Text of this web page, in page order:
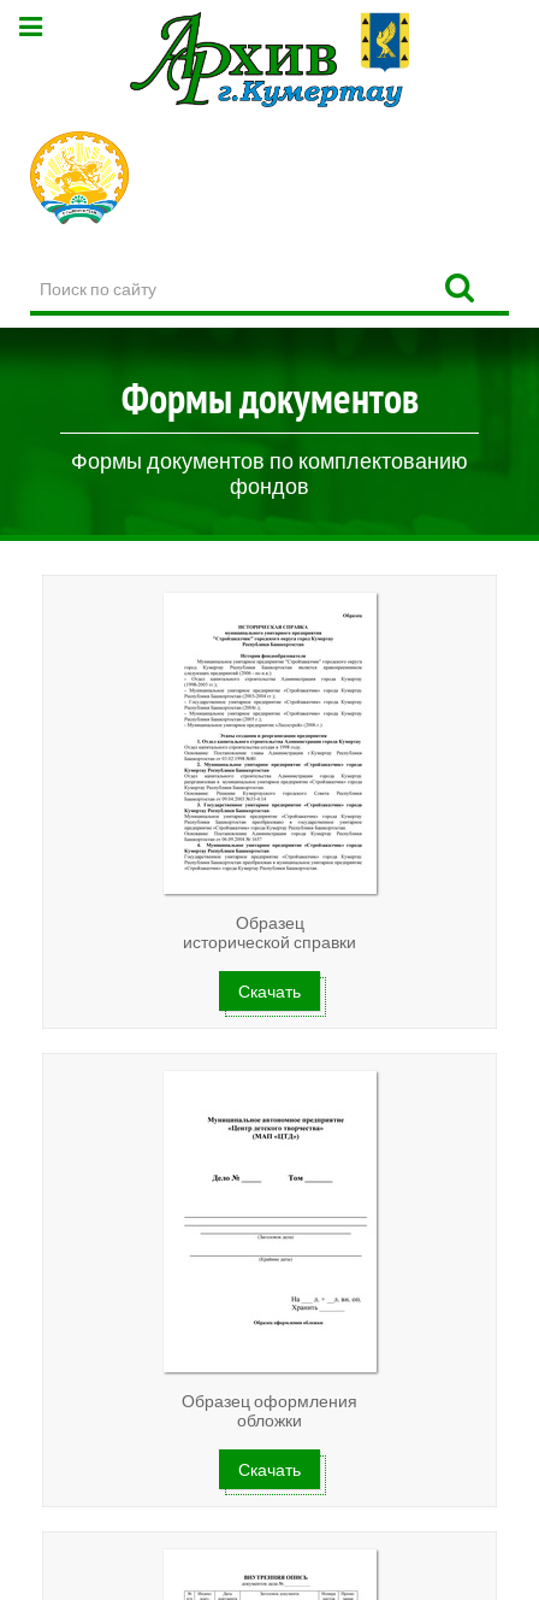
по
сайту
Формы документов
Формы документов по комплектованию
фондов
Образец
исторической справки
Скачать
Образец оформления
обложки
Скачать